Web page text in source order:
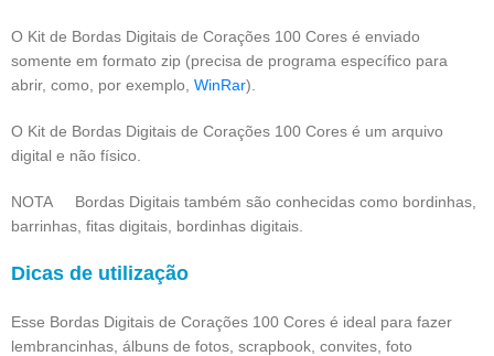
O Kit de Bordas Digitais de Corações 100 Cores é enviado
somente em formato zip (precisa de programa específico para
abrir, como, por exemplo, WinRar).
O Kit de Bordas Digitais de Corações 100 Cores é um arquivo
digital e não físico.
NOTA Bordas Digitais também são conhecidas como bordinhas,
barrinhas, fitas digitais, bordinhas digitais.
Dicas de utilização
Esse Bordas Digitais de Corações 100 Cores é ideal para fazer
lembrancinhas, álbuns de fotos, scrapbook, convites, foto